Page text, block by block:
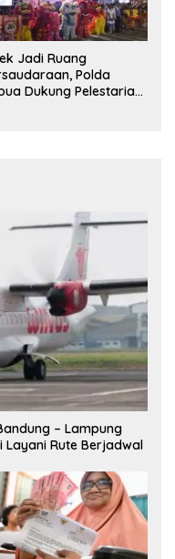
Jadi Ruang
Polda
Dukung Pelestarian
– Lampung
Layani Rute Berjadwal